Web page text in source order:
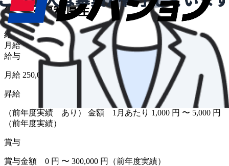
給与・福利厚生
給与形態
月給
給与
月給 250,000円〜280,000円
昇給
（前年度実績 あり） 金額 1月あたり 1,000 円 〜 5,000 円
（前年度実績）
賞与
賞与金額 0 円 〜 300,000 円（前年度実績）